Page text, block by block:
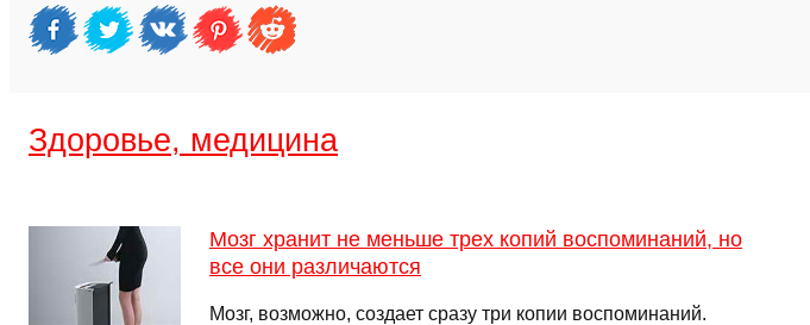
Здоровье, медицина
Мозг хранит не меньше трех копий воспоминаний, но
все они различаются
Мозг, возможно, создает сразу три копии воспоминаний.